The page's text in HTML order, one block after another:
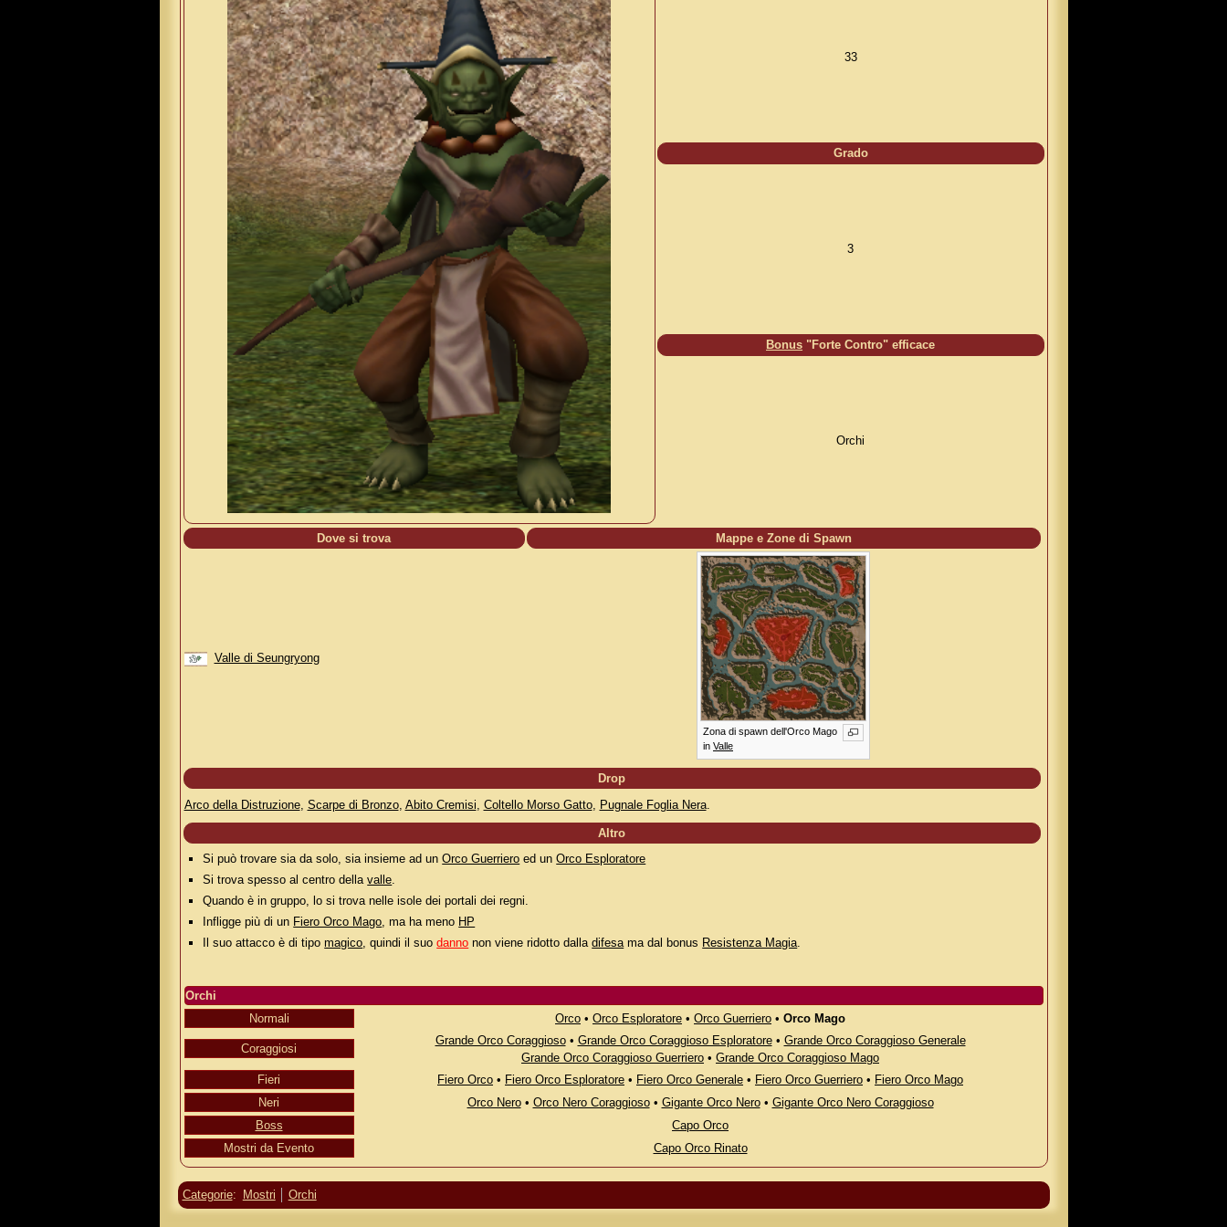
33
Grado
3
Bonus "Forte Contro" efficace
Orchi
Dove si trova Mappe e Zone di Spawn
Valle di Seungryong
Zona di spawn dell'Orco Mago
in Valle
Drop
Arco della Distruzione, Scarpe di Bronzo, Abito Cremisi, Coltello Morso Gatto, Pugnale Foglia Nera.
Altro
Si può trovare sia da solo, sia insieme ad unOrco Guerriero ed unOrco Esploratore
Si trova spesso al centro dellavalle
Quando è in gruppo, lo si trova nelle isole dei portali dei regni.
Infligge più di un Fiero Orco Mago , ma ha meno HP
Il suo attacco è di tipomagico , quindi il suodanno non viene ridotto dalladifesa ma dal bonus Resistenza Magia
Orchi
Normali
Orco • Orco Esploratore • Orco Guerriero • Orco Mago
Coraggiosi
Grande Orco Coraggioso• Grande Orco Coraggioso Esploratore• Grande Orco Coraggioso Generale
Grande Orco Coraggioso Guerriero • Grande Orco Coraggioso Mago
Fieri
Fiero Orco • Fiero Orco Esploratore • Fiero Orco Generale • Fiero Orco Guerriero • Fiero Orco Mago
Neri
Orco Nero• Orco Nero Coraggioso• Gigante Orco Nero• Gigante Orco Nero Coraggioso
Boss
Capo Orco
Mostri da Evento
Capo Orco Rinato
Categorie: Mostri Orchi